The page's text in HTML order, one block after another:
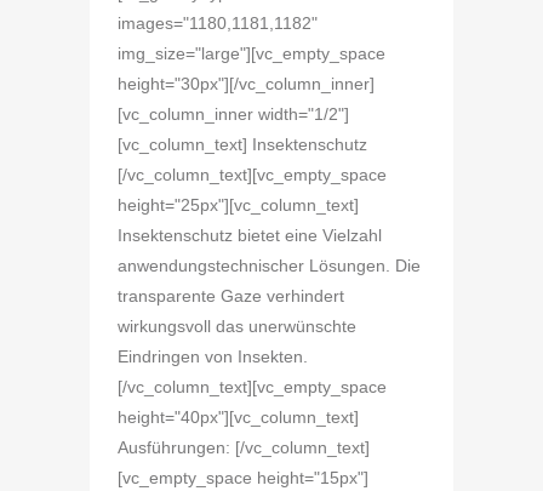
images="1180,1181,1182"
img_size="large"][vc_empty_space
height="30px"][/vc_column_inner]
[vc_column_inner width="1/2"]
[vc_column_text] Insektenschutz
[/vc_column_text][vc_empty_space
height="25px"][vc_column_text]
Insektenschutz bietet eine Vielzahl
anwendungstechnischer Lösungen. Die
transparente Gaze verhindert
wirkungsvoll das unerwünschte
Eindringen von Insekten.
[/vc_column_text][vc_empty_space
height="40px"][vc_column_text]
Ausführungen: [/vc_column_text]
[vc_empty_space height="15px"]